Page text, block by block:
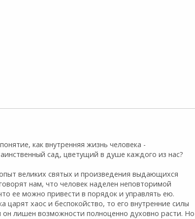
как внутренняя жизнь человека -
сад, цветущий в душе каждого из нас?
великих святых и произведения выдающихся
нам, что человек наделен неповторимой
ее можно привести в порядок и управлять ею.
царят хаос и беспокойство, то его внутренние силы
лишен возможности полноценно духовно расти. Но